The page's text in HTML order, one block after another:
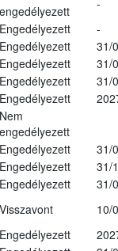
engedélyezett
-
Engedélyezett
-
Engedélyezett
31/
Engedélyezett
31/
Engedélyezett
31/
Engedélyezett
Nem
engedélyezett
Engedélyezett
31/
Engedélyezett
31/
Engedélyezett
31/
Visszavont
10/
Engedélyezett